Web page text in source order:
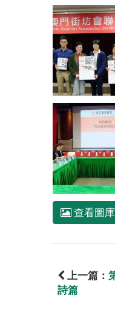
查看圖庫
上一篇：
詩篇